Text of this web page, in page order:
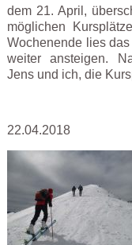
dem 21. April,
möglichen
Wochenende lies
weiter ansteigen.
Jens und ich, die
22.04.2018